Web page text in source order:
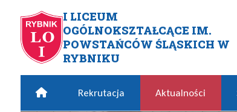
Przejdź do menu głównego
Przejdź do menu dodatkowego
Przejdź do treści
Mapa serwisu
I LICEUM
OGÓLNOKSZTAŁCĄCE IM.
POWSTAŃCÓW ŚLĄSKICH W
RYBNIKU
Vice-Mistrzowie
Home Rekrutacja Aktualności